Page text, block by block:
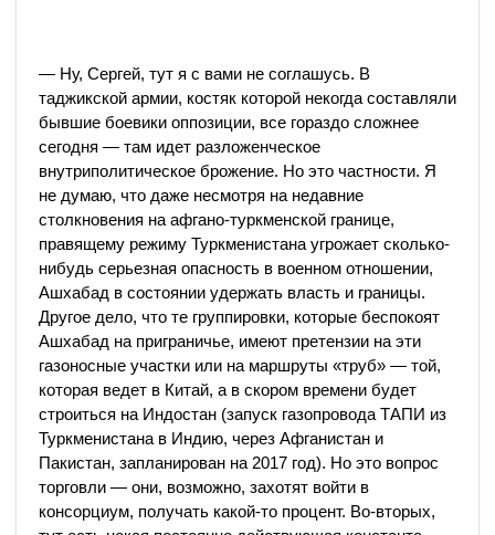
— Ну, Сергей, тут я с вами не соглашусь. В
таджикской армии, костяк которой некогда составляли
бывшие боевики оппозиции, все гораздо сложнее
сегодня — там идет разложенческое
внутриполитическое брожение. Но это частности. Я
не думаю, что даже несмотря на недавние
столкновения на афгано-туркменской границе,
правящему режиму Туркменистана угрожает сколько-
нибудь серьезная опасность в военном отношении,
Ашхабад в состоянии удержать власть и границы.
Другое дело, что те группировки, которые беспокоят
Ашхабад на приграничье, имеют претензии на эти
газоносные участки или на маршруты «труб» — той,
которая ведет в Китай, а в скором времени будет
строиться на Индостан (запуск газопровода ТАПИ из
Туркменистана в Индию, через Афганистан и
Пакистан, запланирован на 2017 год). Но это вопрос
торговли — они, возможно, захотят войти в
консорциум, получать какой-то процент. Во-вторых,